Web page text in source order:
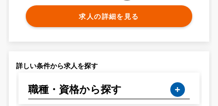
求人の詳細を見る
詳しい条件から求人を探す
職種・資格から探す